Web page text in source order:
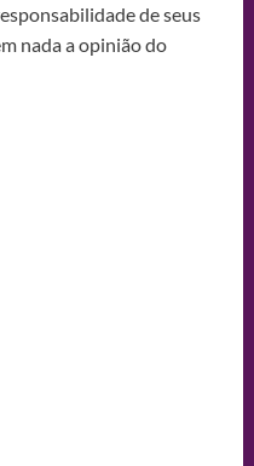
de seus
nada a opinião do